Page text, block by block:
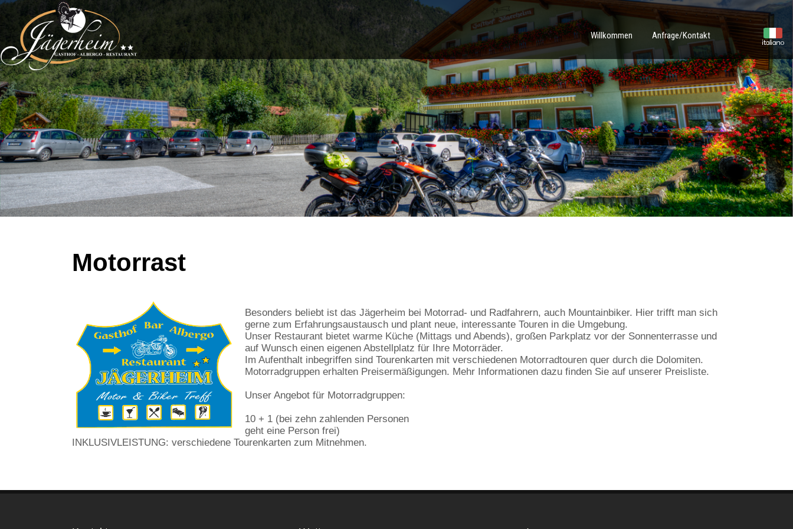
Willkommen Anfrage/Kontakt
Motorrast
Besonders beliebt ist das Jägerheim bei Motorrad- und Radfahrern, auch Mountainbiker. Hier trifft man sich
gerne zum Erfahrungsaustausch und plant neue, interessante Touren in die Umgebung.
Unser Restaurant bietet warme Küche (Mittags und Abends), großen Parkplatz vor der Sonnenterrasse und
auf Wunsch einen eigenen Abstellplatz für Ihre Motorräder.
Im Aufenthalt inbegriffen sind Tourenkarten mit verschiedenen Motorradtouren quer durch die Dolomiten.
Motorradgruppen erhalten Preisermäßigungen. Mehr Informationen dazu finden Sie auf unserer Preisliste.
Unser Angebot für Motorradgruppen:
10 + 1 (bei zehn zahlenden Personen
geht eine Person frei)
INKLUSIVLEISTUNG: verschiedene Tourenkarten zum Mitnehmen.